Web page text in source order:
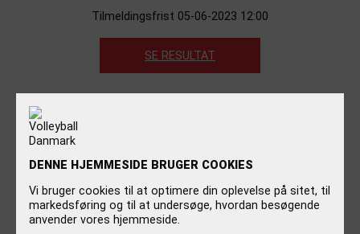
Tilmeldingsfrist 05-06-2023 12:00
SE RESULTAT
TURNERINGSINFO
PRIS
DENNE HJEMMESIDE BRUGER COOKIES
Vi bruger cookies til at optimere din oplevelse på sitet, til
markedsføring og til at undersøge, hvordan besøgende
anvender vores hjemmeside.